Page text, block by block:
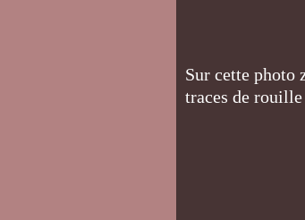
Sur cette photo
traces de